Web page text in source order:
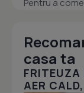
Pentru a
casa ta
AER